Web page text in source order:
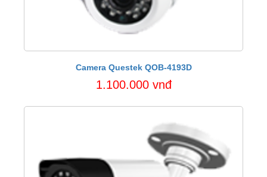
Camera Questek QOB-4193D
1.100.000 vnđ